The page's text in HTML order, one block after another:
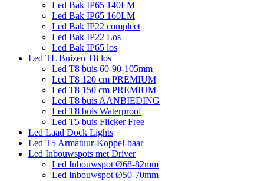
Led Bak IP65 140LM
Led Bak IP65 160LM
Led Bak IP22 compleet
Led Bak IP22 Los
Led Bak IP65 los
Led TL Buizen T8 los
Led T8 buis 60-90-105mm
Led T8 120 cm PREMIUM
Led T8 150 cm PREMIUM
Led T8 buis AANBIEDING
Led T8 buis Waterproof
Led T5 buis Flicker Free
Led Laad Dock Lights
Led T5 Armatuur-Koppel-baar
Led Inbouwspots met Driver
Led Inbouwspot Ø68-82mm
Led Inbouwspot Ø50-70mm